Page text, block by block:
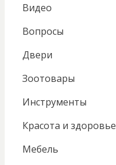
Видео
Вопросы
Двери
Зоотовары
Инструменты
Красота и здоровье
Мебель